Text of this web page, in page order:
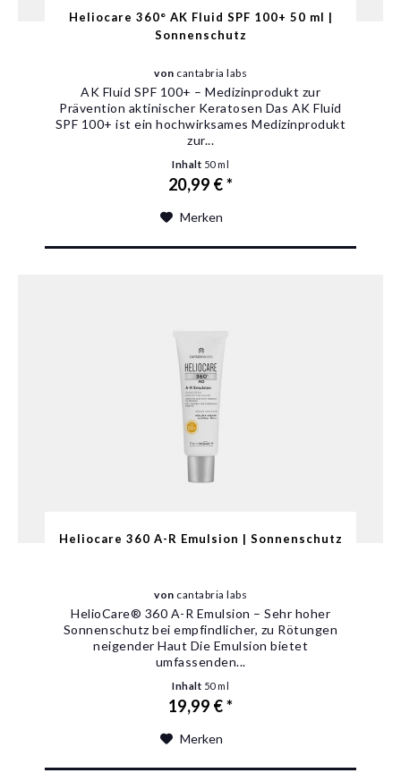
Heliocare 360° AK Fluid SPF 100+ 50 ml |
Sonnenschutz
von cantabria labs
AK Fluid SPF 100+ – Medizinprodukt zur
Prävention aktinischer Keratosen Das AK Fluid
SPF 100+ ist ein hochwirksames Medizinprodukt
zur...
Inhalt 50 ml
20,99 € *
Merken
Heliocare 360 A-R Emulsion | Sonnenschutz
von cantabria labs
HelioCare® 360 A-R Emulsion – Sehr hoher
Sonnenschutz bei empfindlicher, zu Rötungen
neigender Haut Die Emulsion bietet
umfassenden...
Inhalt 50 ml
19,99 € *
Merken